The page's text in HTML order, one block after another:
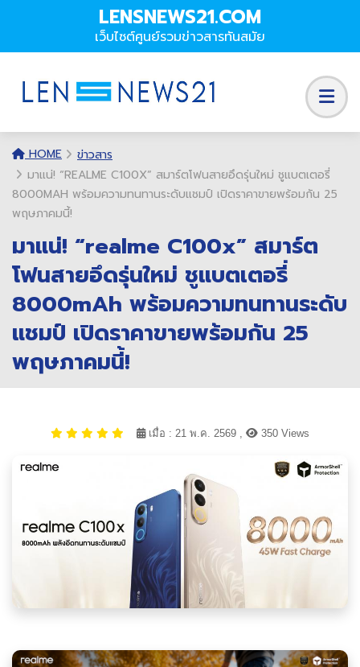
LENSNEWS21.COM
เว็บไซต์ศูนย์รวมข่าวสารทันสมัย
HOME
ข่าวสาร
มาแน่! “REALME C100X” สมาร์ตโฟนสายอึดรุ่นใหม่ ชูแบตเตอรี่
8000MAH พร้อมความทนทานระดับแชมป์ เปิดราคาขายพร้อมกัน 25
พฤษภาคมนี้!
มาแน่! “realme C100x” สมาร์ต
โฟนสายอึดรุ่นใหม่ ชูแบตเตอรี่
8000mAh พร้อมความทนทานระดับ
แชมป์ เปิดราคาขายพร้อมกัน 25
พฤษภาคมนี้!
เมื่อ : 21 พ.ค. 2569 , 350 Views